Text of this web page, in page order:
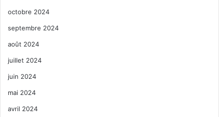
octobre 2024
septembre 2024
août 2024
juillet 2024
juin 2024
mai 2024
avril 2024